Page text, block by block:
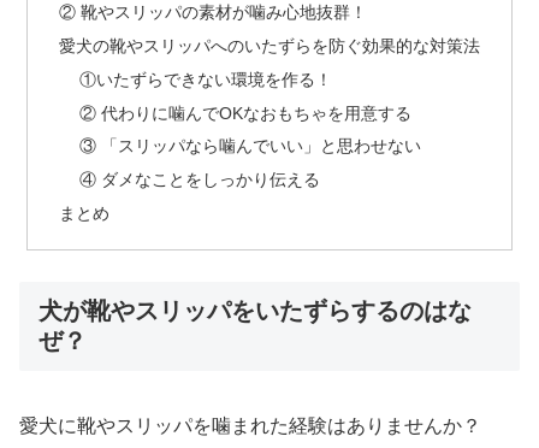
② 靴やスリッパの素材が噛み心地抜群！
愛犬の靴やスリッパへのいたずらを防ぐ効果的な対策法
①いたずらできない環境を作る！
② 代わりに噛んでOKなおもちゃを用意する
③ 「スリッパなら噛んでいい」と思わせない
④ ダメなことをしっかり伝える
まとめ
犬が靴やスリッパをいたずらするのはな
ぜ？
愛犬に靴やスリッパを噛まれた経験はありませんか？